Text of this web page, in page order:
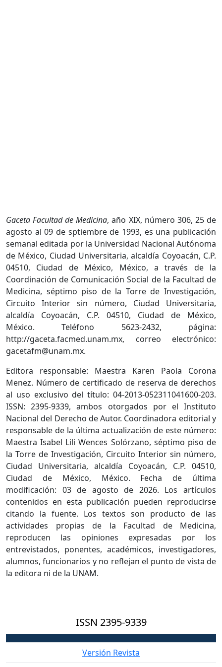
Gaceta Facultad de Medicina, año XIX, número 306, 25 de
agosto al 09 de sptiembre de 1993, es una publicación
semanal editada por la Universidad Nacional Autónoma
de México, Ciudad Universitaria, alcaldía Coyoacán, C.P.
04510, Ciudad de México, México, a través de la
Coordinación de Comunicación Social de la Facultad de
Medicina, séptimo piso de la Torre de Investigación,
Circuito Interior sin número, Ciudad Universitaria,
alcaldía Coyoacán, C.P. 04510, Ciudad de México,
México. Teléfono 5623-2432, página:
http://gaceta.facmed.unam.mx, correo electrónico:
gacetafm@unam.mx.
Editora responsable: Maestra Karen Paola Corona
Menez. Número de certificado de reserva de derechos
al uso exclusivo del título: 04-2013-052311041600-203.
ISSN: 2395-9339, ambos otorgados por el Instituto
Nacional del Derecho de Autor. Coordinadora editorial y
responsable de la última actualización de este número:
Maestra Isabel Lili Wences Solórzano, séptimo piso de
la Torre de Investigación, Circuito Interior sin número,
Ciudad Universitaria, alcaldía Coyoacán, C.P. 04510,
Ciudad de México, México. Fecha de última
modificación: 03 de agosto de 2026. Los artículos
contenidos en esta publicación pueden reproducirse
citando la fuente. Los textos son producto de las
actividades propias de la Facultad de Medicina,
reproducen las opiniones expresadas por los
entrevistados, ponentes, académicos, investigadores,
alumnos, funcionarios y no reflejan el punto de vista de
la editora ni de la UNAM.
ISSN 2395-9339
Versión Revista